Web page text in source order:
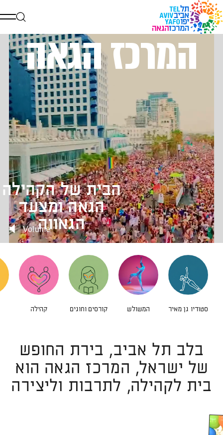
Volume
הבית של הקהילה
הגאה ומצעד
הגאווה
המרכז הגאה
סטודיו גן מאיר המשולש קורסים וחוגים קהילה
בלב תל אביב, בירת החופש
של ישראל, המרכז הגאה הוא
בית לקהילה, לתרבות וליצירה